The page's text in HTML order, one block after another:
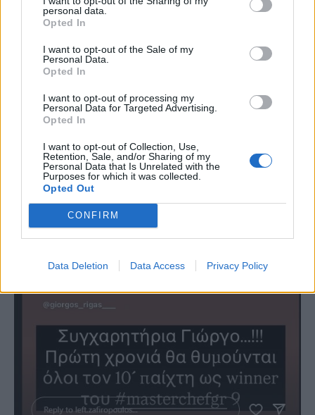
personal data.
Opted In
I want to opt-out of the Sale of my
Personal Data.
Opted In
I want to opt-out of processing my
Personal Data for Targeted Advertising.
Opted In
I want to opt-out of Collection, Use,
Retention, Sale, and/or Sharing of my
Personal Data that Is Unrelated with the
Purposes for which it was collected.
Opted Out
CONFIRM
Data Deletion Data Access Privacy Policy